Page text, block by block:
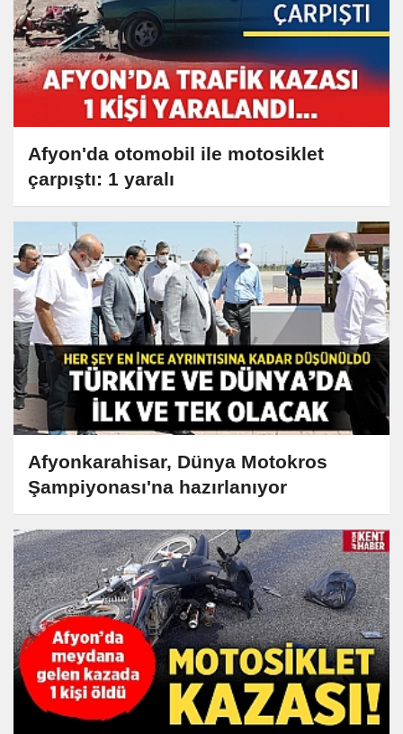
Afyon'da otomobil ile motosiklet
çarpıştı: 1 yaralı
Afyonkarahisar, Dünya Motokros
Şampiyonası'na hazırlanıyor